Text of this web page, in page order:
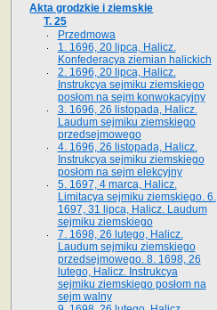
Akta grodzkie i ziemskie
T. 25
Przedmowa
1. 1696, 20 lipca, Halicz.
Konfederacya ziemian halickich
2. 1696, 20 lipca, Halicz.
Instrukcya sejmiku ziemskiego
posłom na sejm konwokacyjny
3. 1696, 26 listopada, Halicz.
Laudum sejmiku ziemskiego
przedsejmowego
4. 1696, 26 listopada, Halicz.
Instrukcya sejmiku ziemskiego
posłom na sejm elekcyjny
5. 1697, 4 marca, Halicz.
Limitacya sejmiku ziemskiego. 6.
1697, 31 lipca, Halicz. Laudum
sejmiku ziemskiego
7. 1698, 26 lutego, Halicz.
Laudum sejmiku ziemskiego
przedsejmowego. 8. 1698, 26
lutego, Halicz. Instrukcya
sejmiku ziemskiego posłom na
sejm walny